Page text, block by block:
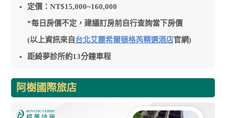
定價：NT$15,000~160,000
*每日房價不定，建議訂房前自行查詢當下房價
(以上資訊來自 台北艾麗希爾頓格芮精選酒店官網)
距綺夢診所約13分鐘車程
阿樹國際旅店